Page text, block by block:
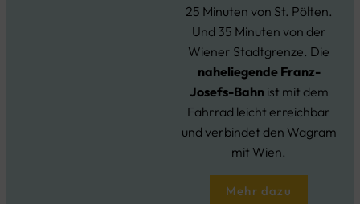
25 Minuten von St. Pölten.
Und 35 Minuten von der
Wiener Stadtgrenze. Die
naheliegende Franz-
Josefs-Bahn ist mit dem
Fahrrad leicht erreichbar
und verbindet den Wagram
mit Wien.
Mehr dazu